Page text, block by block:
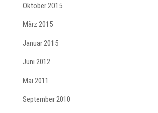
Oktober 2015
März 2015
Januar 2015
Juni 2012
Mai 2011
September 2010